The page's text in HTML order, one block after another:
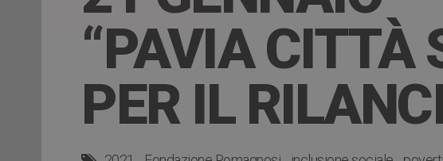
“PAVIA CITTÀ
PER IL